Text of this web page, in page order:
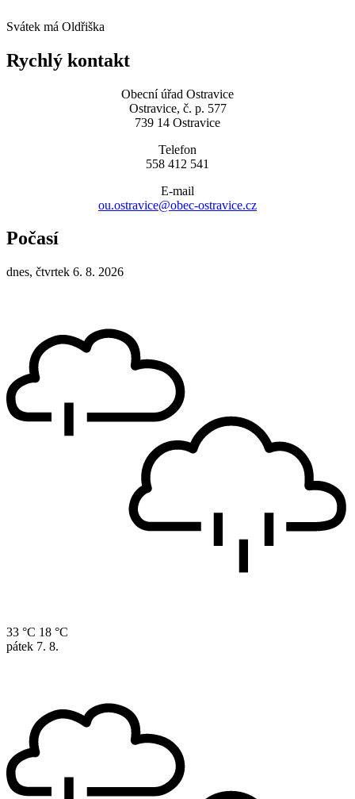
Svátek má Oldřiška
Rychlý kontakt
Obecní úřad Ostravice
Ostravice, č. p. 577
739 14 Ostravice
Telefon
558 412 541
E-mail
ou.ostravice@obec-ostravice.cz
Počasí
dnes, čtvrtek 6. 8. 2026
33 °C 18 °C
pátek 7. 8.